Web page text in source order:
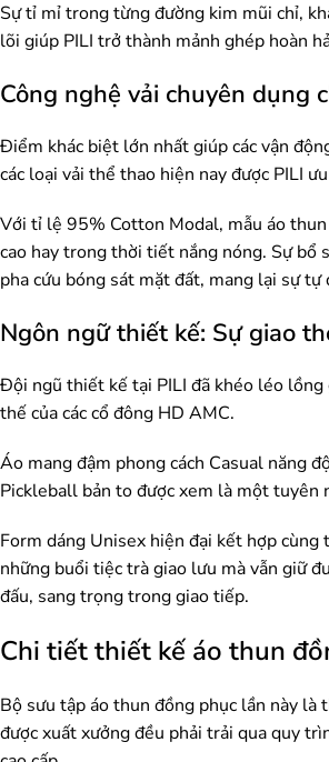
Sự tỉ mỉ trong từng đường kim mũi chỉ,
lõi giúp PILI trở thành mảnh ghép hoàn
Công nghệ vải chuyên dụng
Điểm khác biệt lớn nhất giúp các vận
các loại vải thể thao hiện nay được PILI
Với tỉ lệ 95% Cotton Modal, mẫu áo
cao hay trong thời tiết nắng nóng. Sự bổ
pha cứu bóng sát mặt đất, mang lại sự
Ngôn ngữ thiết kế: Sự giao
Đội ngũ thiết kế tại PILI đã khéo léo lồng
thế của các cổ đông HD AMC.
Áo mang đậm phong cách Casual năng
Pickleball bản to được xem là một tuyên
Form dáng Unisex hiện đại kết hợp
những buổi tiệc trà giao lưu mà vẫn giữ
đấu, sang trọng trong giao tiếp.
Chi tiết thiết kế áo thun
Bộ sưu tập áo thun đồng phục lần này là
được xuất xưởng đều phải trải qua quy